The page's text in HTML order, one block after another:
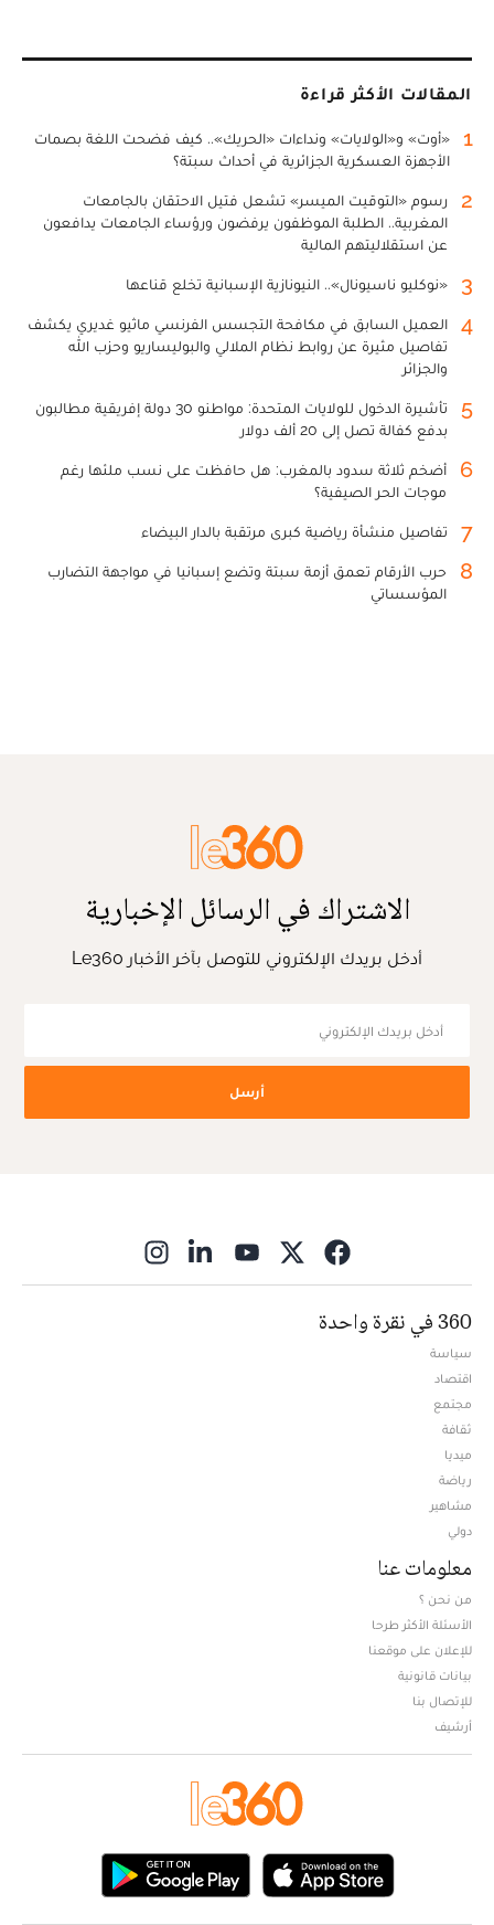
المقالات الأكثر قراءة
1
«أوت» و«الولايات» ونداءات «الحريك».. كيف فضحت اللغة بصمات
الأجهزة العسكرية الجزائرية في أحداث سبتة؟
2
رسوم «التوقيت الميسر» تشعل فتيل الاحتقان بالجامعات
المغربية.. الطلبة الموظفون يرفضون ورؤساء الجامعات يدافعون
عن استقلاليتهم المالية
3 «نوكليو ناسيونال».. النيونازية الإسبانية تخلع قناعها
4
العميل السابق في مكافحة التجسس الفرنسي ماثيو غديري يكشف
تفاصيل مثيرة عن روابط نظام الملالي والبوليساريو وحزب الله
والجزائر
5
تأشيرة الدخول للولايات المتحدة: مواطنو 30 دولة إفريقية مطالبون
بدفع كفالة تصل إلى 20 ألف دولار
6
أضخم ثلاثة سدود بالمغرب: هل حافظت على نسب ملئها رغم
موجات الحر الصيفية؟
7 تفاصيل منشأة رياضية كبرى مرتقبة بالدار البيضاء
8
حرب الأرقام تعمق أزمة سبتة وتضع إسبانيا في مواجهة التضارب
المؤسساتي
الاشتراك في الرسائل الإخبارية
أدخل بريدك الإلكتروني للتوصل بآخر الأخبار Le360
أرسل
360 في نقرة واحدة
سياسة
اقتصاد
مجتمع
ثقافة
ميديا
رياضة
مشاهير
دولي
معلومات عنا
من نحن ؟
الأسئلة الأكثر طرحا
للإعلان على موقعنا
بيانات قانونية
للإتصال بنا
أرشيف